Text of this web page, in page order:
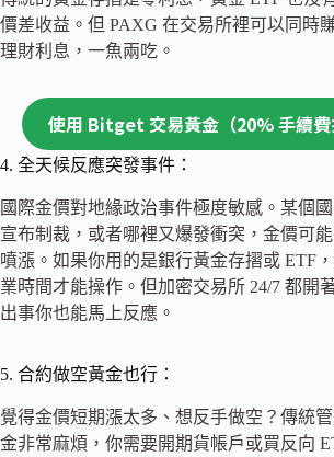
價差收益。但 PAXG 在交易所裡可以同時
理財利息，一魚兩吃。
使用 Bitget 交易黃金（20% 手續費
4. 全天候反應突發事件：
國際金價對地緣政治事件極度敏感。某個
宣布制裁，或者哪裡又爆發衝突，金價可
噴漲。如果你用的是銀行黃金存摺或 ETF
業時間才能操作。但加密交易所 24/7 都開
出事你也能馬上反應。
5. 合約做空黃金也行：
覺得金價短期漲太多、想反手做空？傳統
金非常麻煩，你需要開期貨帳戶或買反向